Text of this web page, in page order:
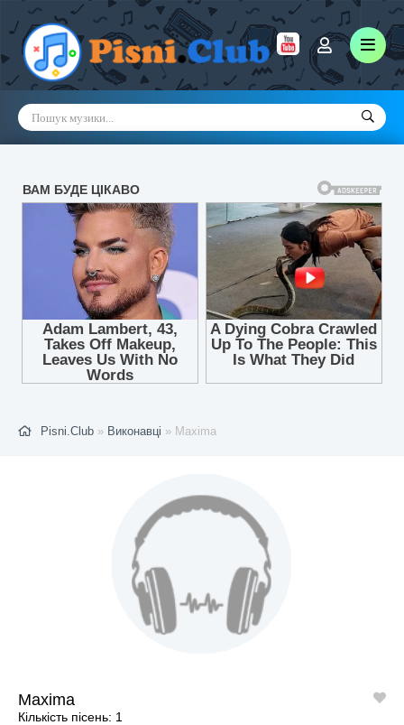
Pisni.Club » Виконавці » Maxima
Maxima
Кількість пісень: 1